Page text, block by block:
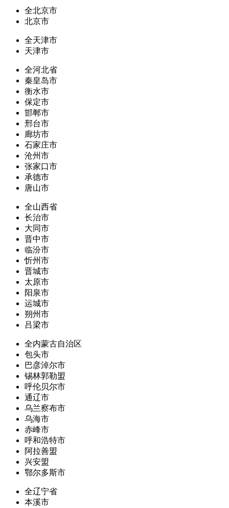
全北京市
北京市
全天津市
天津市
全河北省
秦皇岛市
衡水市
保定市
邯郸市
邢台市
廊坊市
石家庄市
沧州市
张家口市
承德市
唐山市
全山西省
长治市
大同市
晋中市
临汾市
忻州市
晋城市
太原市
阳泉市
运城市
朔州市
吕梁市
全内蒙古自治区
包头市
巴彦淖尔市
锡林郭勒盟
呼伦贝尔市
通辽市
乌兰察布市
乌海市
赤峰市
呼和浩特市
阿拉善盟
兴安盟
鄂尔多斯市
全辽宁省
本溪市